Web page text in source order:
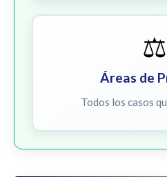
⚖️
Áreas de
Todos los casos